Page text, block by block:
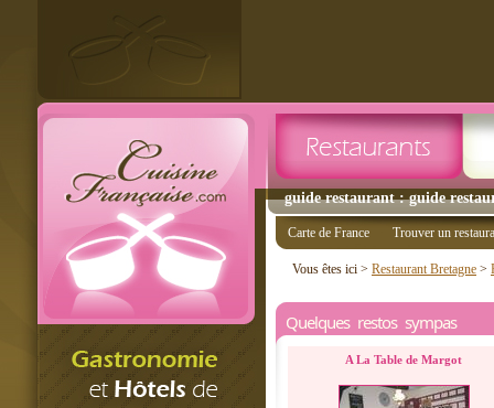
guide restaurant : guide
Carte de France Trouver un
Vous êtes ici > Restaurant Bretagne >
Quelques restos sympas
A La Table de Margot